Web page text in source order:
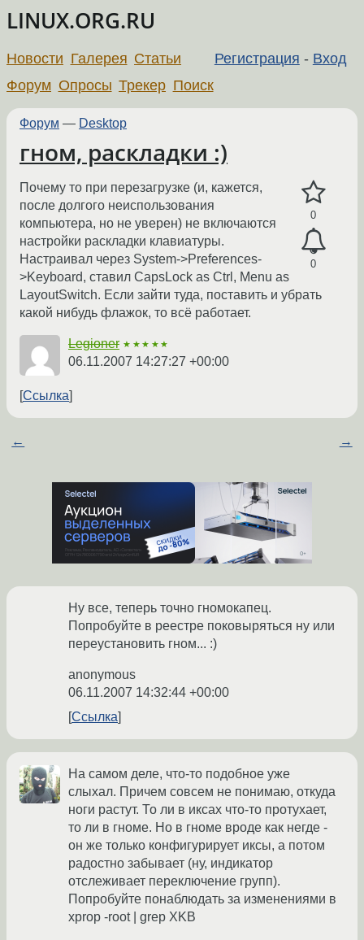
LINUX.ORG.RU
Регистрация - Вход
Новости Галерея Статьи
Форум Опросы Трекер Поиск
Форум — Desktop
гном, раскладки :)
0
0
Почему то при перезагрузке (и, кажется,
после долгого неиспользования
компьютера, но не уверен) не включаются
настройки раскладки клавиатуры.
Настраивал через System->Preferences-
>Keyboard, ставил CapsLock as Ctrl, Menu as
LayoutSwitch. Если зайти туда, поставить и убрать
какой нибудь флажок, то всё работает.
Legioner ★★★★★
06.11.2007 14:27:27 +00:00
Ссылка
← →
Ну все, теперь точно гномокапец.
Попробуйте в реестре поковыряться ну или
переустановить гном... :)
anonymous
06.11.2007 14:32:44 +00:00
Ссылка
На самом деле, что-то подобное уже
слыхал. Причем совсем не понимаю, откуда
ноги растут. То ли в иксах что-то протухает,
то ли в гноме. Но в гноме вроде как негде -
он же только конфигурирует иксы, а потом
радостно забывает (ну, индикатор
отслеживает переключение групп).
Попробуйте понаблюдать за изменениями в
xprop -root | grep XKB